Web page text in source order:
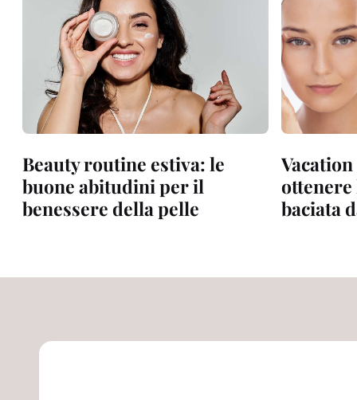
Beauty routine estiva: le
buone abitudini per il
benessere della pelle
baciata